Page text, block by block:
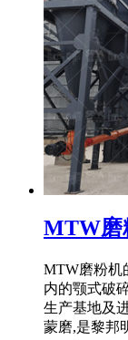
MTW磨
MTW磨粉机
内的颚式破
生产基地及
蒙磨,是黎邦